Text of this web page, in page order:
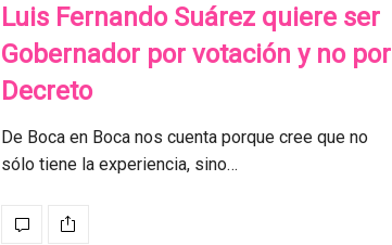
Luis Fernando Suárez quiere ser
Gobernador por votación y no por
Decreto
De Boca en Boca nos cuenta porque cree que no
sólo tiene la experiencia, sino…